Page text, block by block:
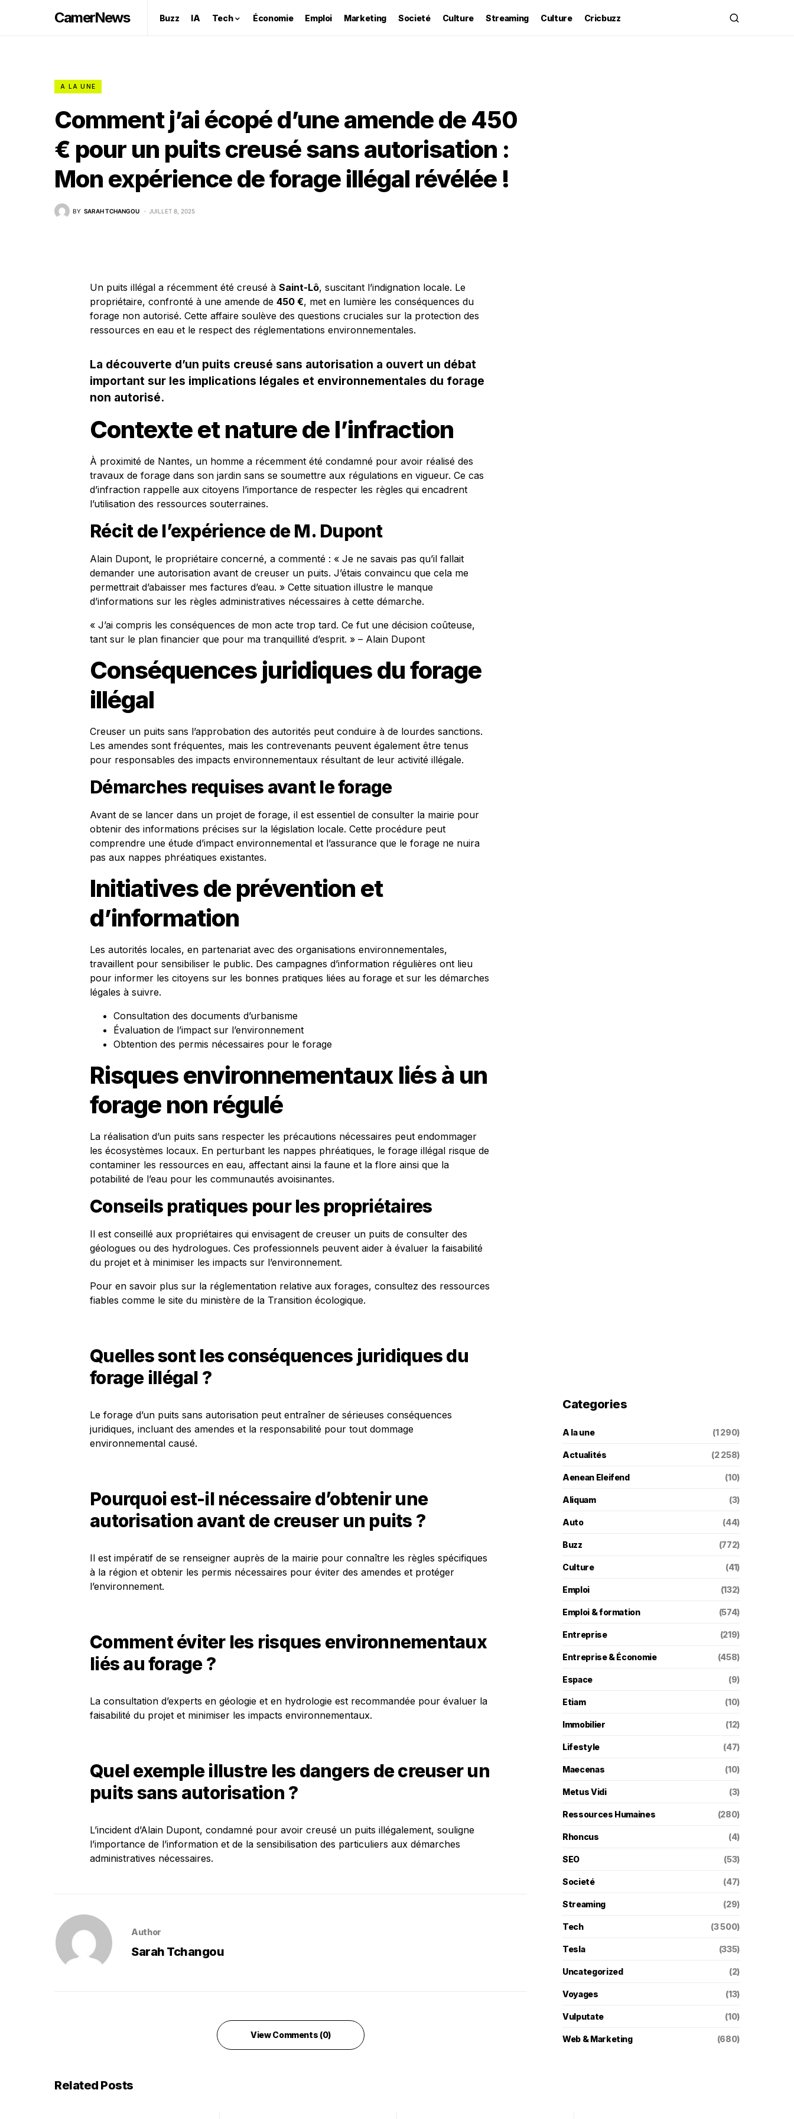
CamerNews Buzz IA Tech Économie Emploi Marketing Societé Culture Streaming Culture Cricbuzz
A LA UNE
Comment j’ai écopé d’une amende de 450
€ pour un puits creusé sans autorisation :
Mon expérience de forage illégal révélée !
BY SARAH TCHANGOU JUILLET 8, 2025
Un puits illégal a récemment été creusé à Saint-Lô, suscitant l’indignation locale. Le
propriétaire, confronté à une amende de 450 €, met en lumière les conséquences du
forage non autorisé. Cette affaire soulève des questions cruciales sur la protection des
ressources en eau et le respect des réglementations environnementales.
La découverte d’un puits creusé sans autorisation a ouvert un débat
important sur les implications légales et environnementales du forage
non autorisé.
Contexte et nature de l’infraction
À proximité de Nantes, un homme a récemment été condamné pour avoir réalisé des
travaux de forage dans son jardin sans se soumettre aux régulations en vigueur. Ce cas
d’infraction rappelle aux citoyens l’importance de respecter les règles qui encadrent
l’utilisation des ressources souterraines.
Récit de l’expérience de M. Dupont
Alain Dupont, le propriétaire concerné, a commenté : « Je ne savais pas qu’il fallait
demander une autorisation avant de creuser un puits. J’étais convaincu que cela me
permettrait d’abaisser mes factures d’eau. » Cette situation illustre le manque
d’informations sur les règles administratives nécessaires à cette démarche.
« J’ai compris les conséquences de mon acte trop tard. Ce fut une décision coûteuse,
tant sur le plan financier que pour ma tranquillité d’esprit. » – Alain Dupont
Conséquences juridiques du forage
illégal
Creuser un puits sans l’approbation des autorités peut conduire à de lourdes sanctions.
Les amendes sont fréquentes, mais les contrevenants peuvent également être tenus
pour responsables des impacts environnementaux résultant de leur activité illégale.
Démarches requises avant le forage
Avant de se lancer dans un projet de forage, il est essentiel de consulter la mairie pour
obtenir des informations précises sur la législation locale. Cette procédure peut
comprendre une étude d’impact environnemental et l’assurance que le forage ne nuira
pas aux nappes phréatiques existantes.
Initiatives de prévention et
d’information
Les autorités locales, en partenariat avec des organisations environnementales,
travaillent pour sensibiliser le public. Des campagnes d’information régulières ont lieu
pour informer les citoyens sur les bonnes pratiques liées au forage et sur les démarches
légales à suivre.
Consultation des documents d’urbanisme
Évaluation de l’impact sur l’environnement
Obtention des permis nécessaires pour le forage
Risques environnementaux liés à un
forage non régulé
La réalisation d’un puits sans respecter les précautions nécessaires peut endommager
les écosystèmes locaux. En perturbant les nappes phréatiques, le forage illégal risque de
contaminer les ressources en eau, affectant ainsi la faune et la flore ainsi que la
potabilité de l’eau pour les communautés avoisinantes.
Conseils pratiques pour les propriétaires
Il est conseillé aux propriétaires qui envisagent de creuser un puits de consulter des
géologues ou des hydrologues. Ces professionnels peuvent aider à évaluer la faisabilité
du projet et à minimiser les impacts sur l’environnement.
Pour en savoir plus sur la réglementation relative aux forages, consultez des ressources
fiables comme le site du ministère de la Transition écologique.
Quelles sont les conséquences juridiques du
forage illégal ?
Le forage d’un puits sans autorisation peut entraîner de sérieuses conséquences
juridiques, incluant des amendes et la responsabilité pour tout dommage
environnemental causé.
Pourquoi est-il nécessaire d’obtenir une
autorisation avant de creuser un puits ?
Il est impératif de se renseigner auprès de la mairie pour connaître les règles spécifiques
à la région et obtenir les permis nécessaires pour éviter des amendes et protéger
l’environnement.
Comment éviter les risques environnementaux
liés au forage ?
La consultation d’experts en géologie et en hydrologie est recommandée pour évaluer la
faisabilité du projet et minimiser les impacts environnementaux.
Quel exemple illustre les dangers de creuser un
puits sans autorisation ?
L’incident d’Alain Dupont, condamné pour avoir creusé un puits illégalement, souligne
l’importance de l’information et de la sensibilisation des particuliers aux démarches
administratives nécessaires.
Author
Sarah Tchangou
View Comments (0)
Categories
A la une (1 290)
Actualités (2 258)
Aenean Eleifend (10)
Aliquam (3)
Auto (44)
Buzz (772)
Culture (41)
Emploi (132)
Emploi & formation (574)
Entreprise (219)
Entreprise & Économie (458)
Espace (9)
Etiam (10)
Immobilier (12)
Lifestyle (47)
Maecenas (10)
Metus Vidi (3)
Ressources Humaines (280)
Rhoncus (4)
SEO (53)
Societé (47)
Streaming (29)
Tech (3 500)
Tesla (335)
Uncategorized (2)
Voyages (13)
Vulputate (10)
Web & Marketing (680)
Related Posts